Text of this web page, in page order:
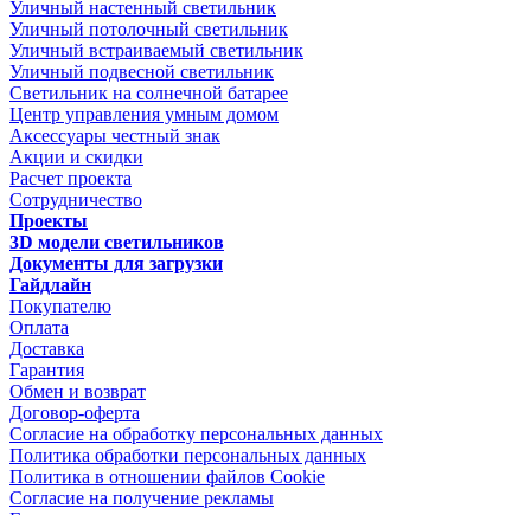
Уличный настенный светильник
Уличный потолочный светильник
Уличный встраиваемый светильник
Уличный подвесной светильник
Светильник на солнечной батарее
Центр управления умным домом
Аксессуары честный знак
Акции и скидки
Расчет проекта
Сотрудничество
Проекты
3D модели светильников
Документы для загрузки
Гайдлайн
Покупателю
Оплата
Доставка
Гарантия
Обмен и возврат
Договор-оферта
Согласие на обработку персональных данных
Политика обработки персональных данных
Политика в отношении файлов Cookie
Согласие на получение рекламы